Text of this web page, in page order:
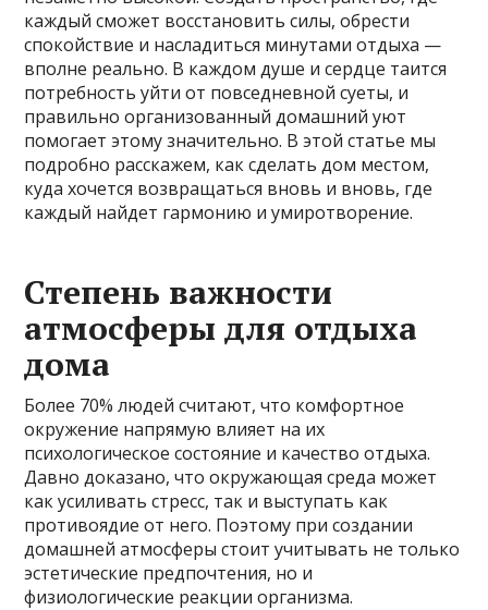
каждый сможет восстановить силы, обрести
спокойствие и насладиться минутами отдыха —
вполне реально. В каждом душе и сердце таится
потребность уйти от повседневной суеты, и
правильно организованный домашний уют
помогает этому значительно. В этой статье мы
подробно расскажем, как сделать дом местом,
куда хочется возвращаться вновь и вновь, где
каждый найдет гармонию и умиротворение.
Степень важности
атмосферы для отдыха
дома
Более 70% людей считают, что комфортное
окружение напрямую влияет на их
психологическое состояние и качество отдыха.
Давно доказано, что окружающая среда может
как усиливать стресс, так и выступать как
противоядие от него. Поэтому при создании
домашней атмосферы стоит учитывать не только
эстетические предпочтения, но и
физиологические реакции организма.